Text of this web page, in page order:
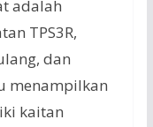
adalah
TPS3R,
dan
menampilkan
kaitan